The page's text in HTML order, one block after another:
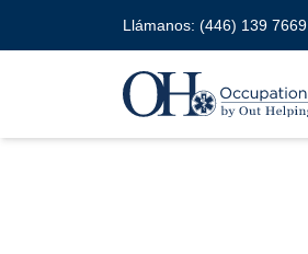
Llámanos: (446) 139 7669